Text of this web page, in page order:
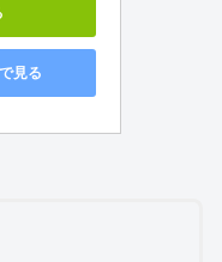
見る